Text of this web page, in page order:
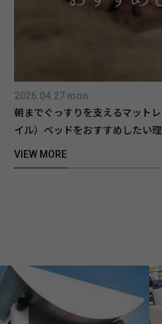
2026.04.27 mon
朝までぐっすりを支えるマット
イル）ベッドをおすすめしたい
VIEW MORE